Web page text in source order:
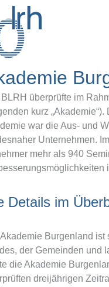
BLRH überprüfte im
kurz
war die Aus- und
Unternehmen.
mehr als 940
Details im
Akademie Burgenland
der Gemeinden und
die Akademie
dreijährigen